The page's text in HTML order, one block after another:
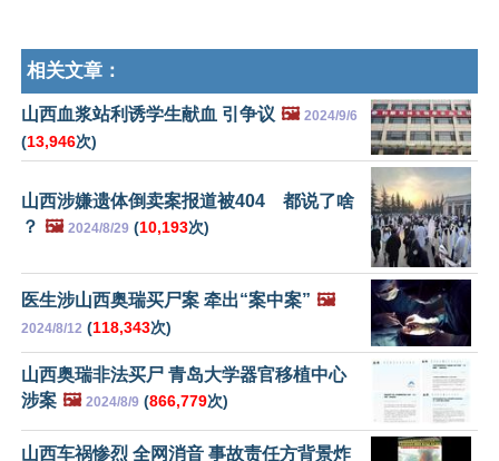
相关文章：
山西血浆站利诱学生献血 引争议 🖼️ 2024/9/6
(13,946次)
山西涉嫌遗体倒卖案报道被404 都说了啥
？ 🖼️ 2024/8/29 (10,193次)
医生涉山西奥瑞买尸案 牵出“案中案” 🖼️
2024/8/12 (118,343次)
山西奥瑞非法买尸 青岛大学器官移植中心
涉案 🖼️ 2024/8/9 (866,779次)
山西车祸惨烈 全网消音 事故责任方背景炸